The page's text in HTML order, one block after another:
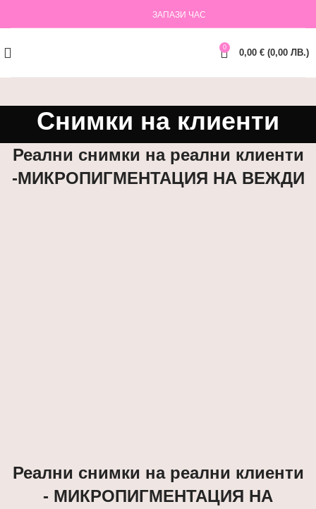
ЗАПАЗИ ЧАС
0
0,00 € (0,00 ЛВ.)
Снимки на клиенти
Реални снимки на реални клиенти
-МИКРОПИГМЕНТАЦИЯ НА ВЕЖДИ
Реални снимки на реални клиенти
- МИКРОПИГМЕНТАЦИЯ НА